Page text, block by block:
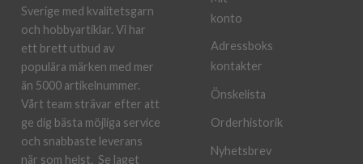
Sverige med kvalitetsgarn
och hobbyartiklar. Vi har
ett brett utbud av
populära märken med mer
än 5000 artikelnummer.
Vårt team strävar efter att
ge dig bästa möjliga service
och snabbaste leverans
när som helst. Se laget
konto
Adressboks
kontakter
Önskelista
Orderhistorik
Nyhetsbrev